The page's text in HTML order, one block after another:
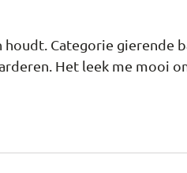
Categorie gierende
Het leek me mooi